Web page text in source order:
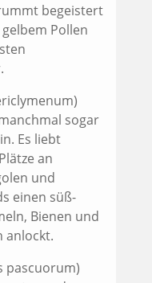
begeistert
Pollen
sogar
Es liebt
an
und
einen süß-
Bienen und
anlockt.
pascuorum)